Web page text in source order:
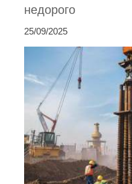
недорого
25/09/2025